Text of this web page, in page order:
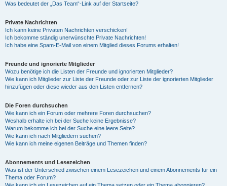
Was bedeutet der „Das Team“-Link auf der Startseite?
Private Nachrichten
Ich kann keine Privaten Nachrichten verschicken!
Ich bekomme ständig unerwünschte Private Nachrichten!
Ich habe eine Spam-E-Mail von einem Mitglied dieses Forums erhalten!
Freunde und ignorierte Mitglieder
Wozu benötige ich die Listen der Freunde und ignorierten Mitglieder?
Wie kann ich Mitglieder zur Liste der Freunde oder zur Liste der ignorierten Mitglieder
hinzufügen oder diese wieder aus den Listen entfernen?
Die Foren durchsuchen
Wie kann ich ein Forum oder mehrere Foren durchsuchen?
Weshalb erhalte ich bei der Suche keine Ergebnisse?
Warum bekomme ich bei der Suche eine leere Seite?
Wie kann ich nach Mitgliedern suchen?
Wie kann ich meine eigenen Beiträge und Themen finden?
Abonnements und Lesezeichen
Was ist der Unterschied zwischen einem Lesezeichen und einem Abonnements für ein
Thema oder Forum?